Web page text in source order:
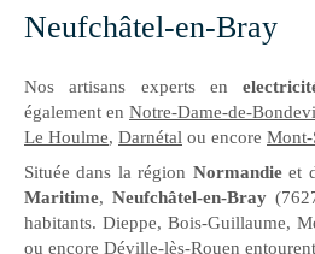
Neufchâtel-en-Bray
Nos artisans experts en
également en Notre-Dame-de-
Le Houlme, Darnétal ou encore Mont-
Située dans la région Normandieet
Maritime,Neufchâtel-en-Bray
habitants. Dieppe, Bois-Guillaume,
ou encore Déville-lès-Rouen entourent